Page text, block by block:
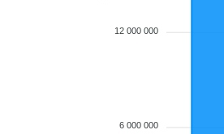
12 000 000
6 000 000